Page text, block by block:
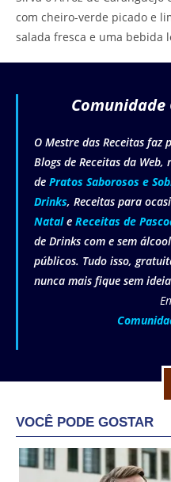
com cheiro-verde picado e
salada fresca e uma bebida
Comunidade
O Mestre das Receitas
Blogs de Receitas da
de Pratos Saborosos e
Drinks, Receitas para
Natale Receitas de
de Drinks com e sem
públicos. Tudo isso,
nunca mais fique sem